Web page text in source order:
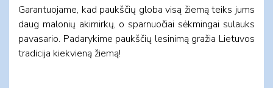
Garantuojame, kad paukščių globa visą žiemą teiks jums
daug malonių akimirkų, o sparnuočiai sėkmingai sulauks
pavasario. Padarykime paukščių lesinimą gražia Lietuvos
tradicija kiekvieną žiemą!